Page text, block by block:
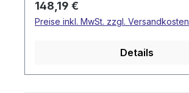
Regulärer Preis:
148,19 €
Preise inkl. MwSt. zzgl. Versandkosten
Details